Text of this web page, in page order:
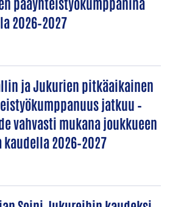
2026–2027
ja Jukurien pitkäaikainen
jatkuu –
vahvasti mukana joukkueen
kaudella 2026–2027